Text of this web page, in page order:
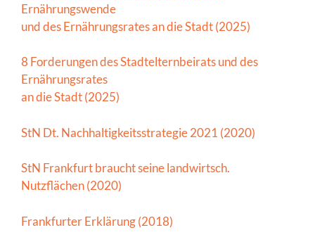
Ernährungswende
und des Ernährungsrates an die Stadt (2025)
8 Forderungen des Stadtelternbeirats und des
Ernährungsrates
an die Stadt (2025)
StN Dt. Nachhaltigkeitsstrategie 2021 (2020)
StN Frankfurt braucht seine landwirtsch.
Nutzflächen (2020)
Frankfurter Erklärung (2018)